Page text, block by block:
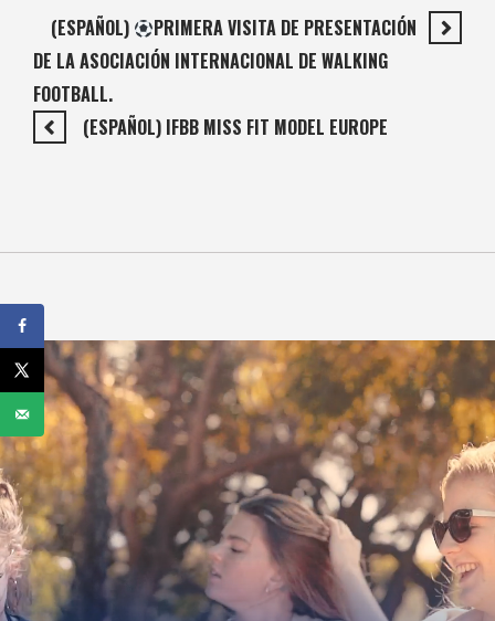
(ESPAÑOL)
PRIMERA VISITA DE PRESENTACIÓN
DE LA ASOCIACIÓN INTERNACIONAL DE WALKING
FOOTBALL.
(ESPAÑOL) IFBB MISS FIT MODEL EUROPE